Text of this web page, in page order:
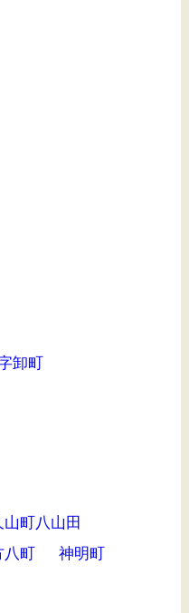
卸町
山町八山田
八町 神明町